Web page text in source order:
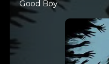
Good Boy